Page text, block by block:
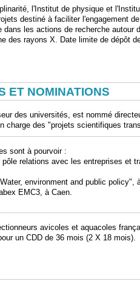
l'Institut de physique et
destiné à faciliter l'engagement
dans les actions de recherche autour
des rayons X. Date limite de dépôt
ET NOMINATIONS
des universités, est nommé
charge des "projets scientifiques
sont à pourvoir :
relations avec les entreprises et
environment and public policy",
EMC3, à Caen.
avicoles et aquacoles
un CDD de 36 mois (2 X 18 mois).